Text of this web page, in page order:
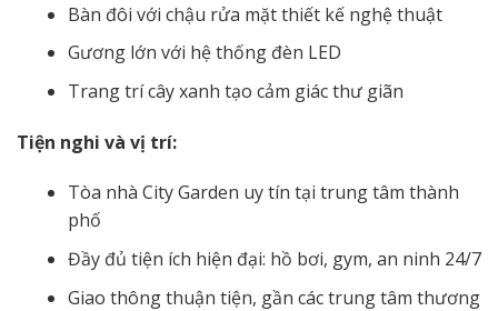
Bàn đôi với chậu rửa mặt thiết kế nghệ thuật
Gương lớn với hệ thống đèn LED
Trang trí cây xanh tạo cảm giác thư giãn
Tiện nghi và vị trí:
Tòa nhà City Garden uy tín tại trung tâm thành
phố
Đầy đủ tiện ích hiện đại: hồ bơi, gym, an ninh 24/7
Giao thông thuận tiện, gần các trung tâm thương